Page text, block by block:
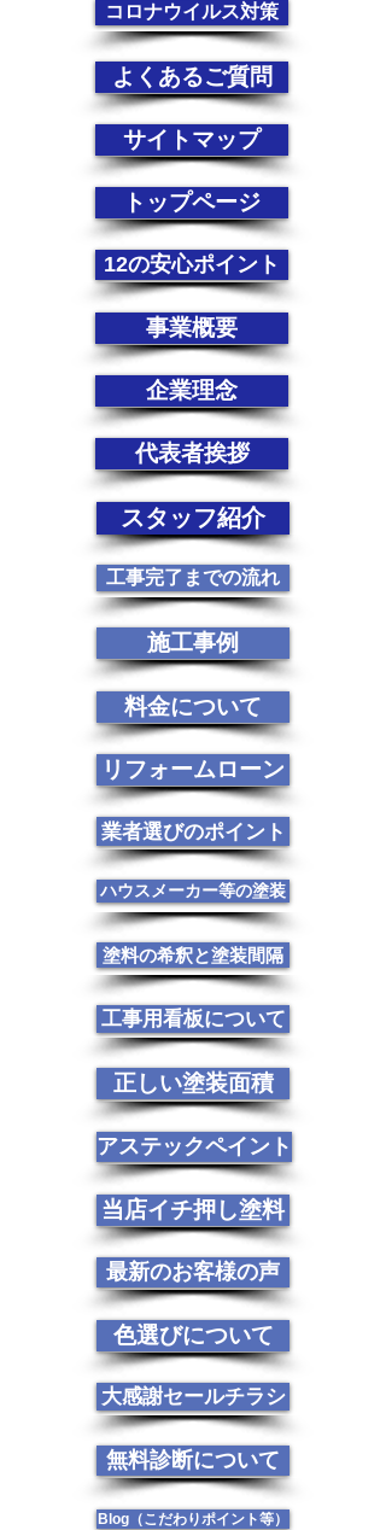
コロナウイルス対策
よくあるご質問
サイトマップ
トップページ
12の安心ポイント
事業概要
企業理念
代表者挨拶
スタッフ紹介
工事完了までの流れ
施工事例
料金について
リフォームローン
業者選びのポイント
ハウスメーカー等の塗装
塗料の希釈と塗装間隔
工事用看板について
正しい塗装面積
アステックペイント
当店イチ押し塗料
最新のお客様の声
色選びについて
大感謝セールチラシ
無料診断について
Blog（こだわりポイント等）